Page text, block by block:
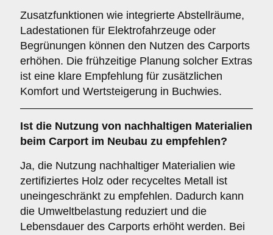
Zusatzfunktionen wie integrierte Abstellräume,
Ladestationen für Elektrofahrzeuge oder
Begrünungen können den Nutzen des Carports
erhöhen. Die frühzeitige Planung solcher Extras
ist eine klare Empfehlung für zusätzlichen
Komfort und Wertsteigerung in Buchwies.
Ist die Nutzung von nachhaltigen Materialien
beim Carport im Neubau zu empfehlen?
Ja, die Nutzung nachhaltiger Materialien wie
zertifiziertes Holz oder recyceltes Metall ist
uneingeschränkt zu empfehlen. Dadurch kann
die Umweltbelastung reduziert und die
Lebensdauer des Carports erhöht werden. Bei